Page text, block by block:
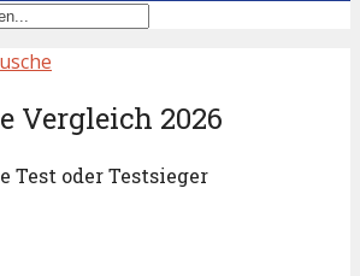
Vergleich 2026
Test oder Testsieger